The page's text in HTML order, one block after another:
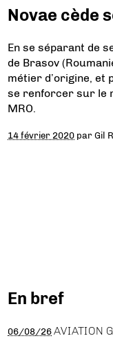
Novae cède
En se séparant de
de Brasov
métier d’origine, et
se renforcer sur le
MRO.
14 février 2020 parGil
En bref
06/08/26 AVIATION